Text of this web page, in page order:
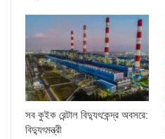
সব কুইক রেন্টাল বিদ্যুৎকেন্দ্র অবসরে:
বিদ্যুৎমন্ত্রী